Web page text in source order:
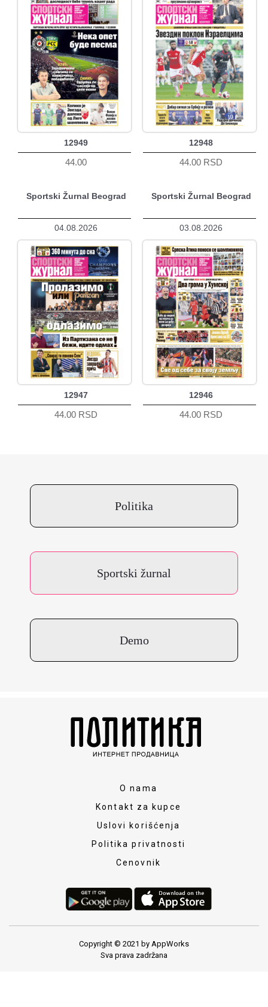
12949
44.00
12948
44.00 RSD
Sportski Žurnal Beograd
04.08.2026
12947
44.00 RSD
Sportski Žurnal Beograd
03.08.2026
12946
44.00 RSD
Politika
Sportski žurnal
Demo
O nama
Kontakt za kupce
Uslovi korišćenja
Politika privatnosti
Cenovnik
Copyright © 2021 by AppWorks
Sva prava zadržana